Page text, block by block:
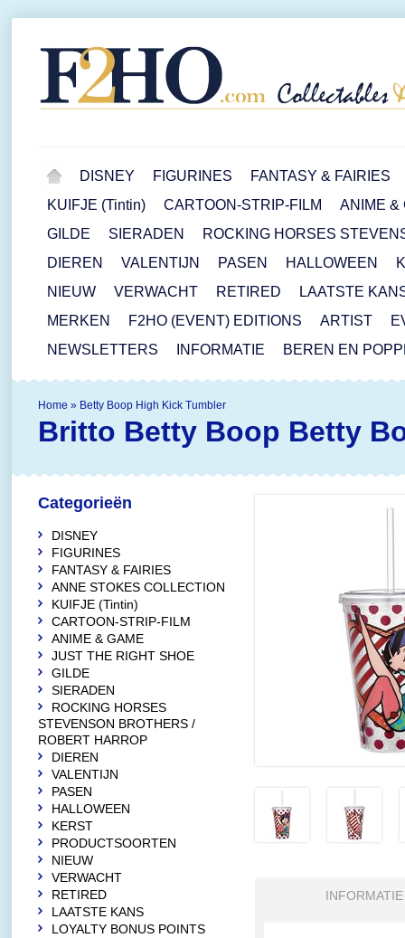
DISNEY FIGURINES
FANTASY & FAIRIES
KUIFJE (Tintin)
CARTOON-STRIP-FILM
ANIME &
GILDE
SIERADEN
ROCKING HORSES
DIEREN
VALENTIJN PASEN HALLOWEEN
NIEUW
VERWACHT RETIRED
LAATSTE
MERKEN
F2HO (EVENT) EDITIONS ARTIST
NEWSLETTERS
INFORMATIE BEREN EN
Home » Betty Boop High Kick Tumbler
Britto Betty Boop Betty
INFORMATIE
Categorieën
DISNEY
FIGURINES
FANTASY & FAIRIES
ANNE STOKES COLLECTION
KUIFJE (Tintin)
CARTOON-STRIP-FILM
ANIME & GAME
JUST THE RIGHT SHOE
GILDE
SIERADEN
ROCKING HORSES
STEVENSON BROTHERS /
ROBERT HARROP
DIEREN
VALENTIJN
PASEN
HALLOWEEN
KERST
PRODUCTSOORTEN
NIEUW
VERWACHT
RETIRED
LAATSTE KANS
LOYALTY BONUS POINTS